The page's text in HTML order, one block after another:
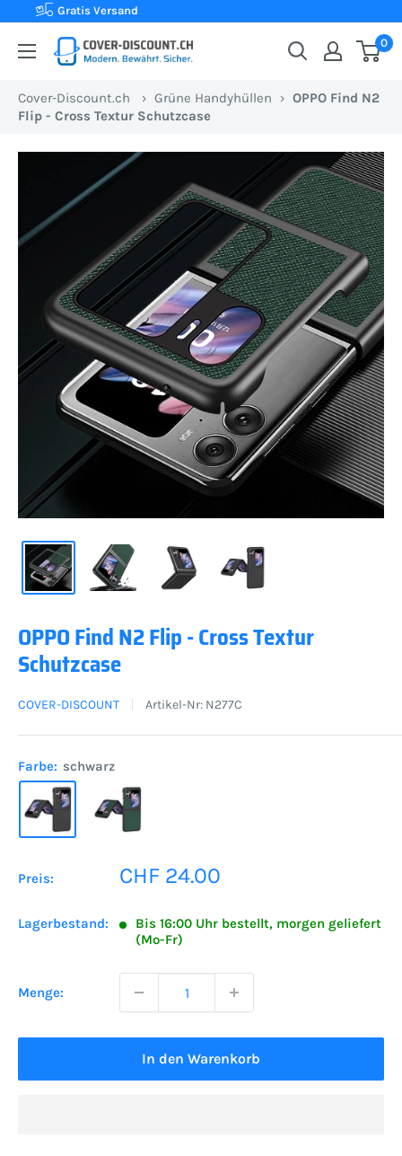
Inhalt
Cover-
Ihr
Onlineshop
aus
Schweiz
für
Schutzhüllen
zum
besten
Preis
0
Cover-Discount.ch › Grüne Handyhüllen › OPPO Find N2
Flip - Cross Textur Schutzcase
OPPO Find N2 Flip - Cross Textur
Schutzcase
COVER-DISCOUNT Artikel-Nr: N277C
Farbe: schwarz
Preis: Sonderpreis
CHF 24.00
Lagerbestand:
Bis 16:00 Uhr bestellt, morgen geliefert
(Mo-Fr)
Menge:
In den Warenkorb